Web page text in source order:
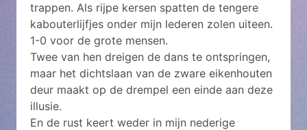
trappen. Als rijpe kersen spatten de tengere
kabouterlijfjes onder mijn lederen zolen uiteen.
1-0 voor de grote mensen.
Twee van hen dreigen de dans te ontspringen,
maar het dichtslaan van de zware eikenhouten
deur maakt op de drempel een einde aan deze
illusie.
En de rust keert weder in mijn nederige